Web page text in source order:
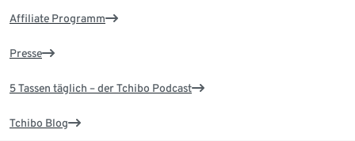
Affiliate Programm
Presse
5 Tassen täglich – der Tchibo Podcast
Tchibo Blog